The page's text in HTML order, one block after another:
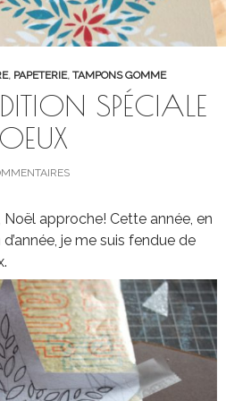
, PAPETERIE, TAMPONS GOMME
SPÉCIALE
approche! Cette année, en
je me suis fendue de